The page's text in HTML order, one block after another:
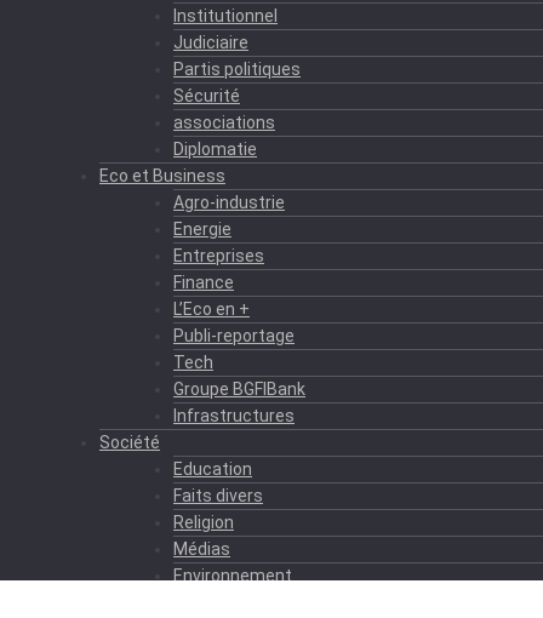
Institutionnel
Judiciaire
Partis politiques
Sécurité
associations
Diplomatie
Eco et Business
Agro-industrie
Energie
Entreprises
Finance
L’Eco en +
Publi-reportage
Tech
Groupe BGFIBank
Infrastructures
Société
Education
Faits divers
Religion
Médias
Environnement